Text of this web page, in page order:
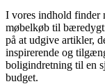
I vores indhold finder
møbelkøb til
på at udgive artikler,
inspirerende og
boligindretning til en
budget.